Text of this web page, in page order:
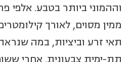
וההמוני ביותר בטבע. אלפי
ממין מסוים, לאורך
תאי זרע וביציות, במה